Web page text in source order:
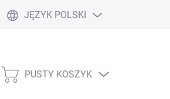
JĘZYK POLSKI
KOSZYK
PUSTY KOSZYK